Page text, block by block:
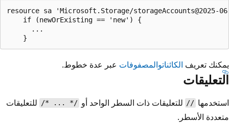
resource sa 'Microsoft.Storage/storageAccounts@2025-
    if (newOrExisting == 'new') {
      ...
يمكنك تعريف الكائناتوالمصفوفات عبر عدة خطوط.
التعليقات
استخدمها // للتعليقات ذات السطر الواحد أو /* ... */ للتعليقات
متعددة الأسطر.